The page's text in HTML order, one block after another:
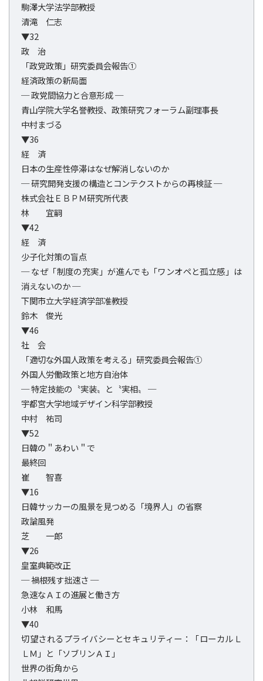
駒澤大学法学部教授
清滝 仁志
▼32
政 治
「政党政策」研究委員会報告①
経済政策の新局面
─ 政党間協力と合意形成 ─
青山学院大学名誉教授、政策研究フォーラム副理事長
中村まづる
▼36
経 済
日本の生産性停滞はなぜ解消しないのか
─ 研究開発支援の構造とコンテクストからの再検証 ─
株式会社ＥＢＰＭ研究所代表
林 宜嗣
▼42
経 済
少子化対策の盲点
─ なぜ「制度の充実」が進んでも「ワンオペと孤立感」は
消えないのか ─
下関市立大学経済学部准教授
鈴木 俊光
▼46
社 会
「適切な外国人政策を考える」研究委員会報告①
外国人労働政策と地方自治体
─ 特定技能の〝実装〟と〝実相〟 ─
宇都宮大学地域デザイン科学部教授
中村 祐司
▼52
日韓の＂あわい＂で
最終回
崔 智喜
▼16
日韓サッカーの風景を見つめる「境界人」の省察
政論風発
芝 一郎
▼26
皇室典範改正
─ 禍根残す拙速さ ─
急速なＡＩの進展と働き方
小林 和馬
▼40
切望されるプライバシーとセキュリティー：「ローカルＬ
ＬＭ」と「ソブリンＡＩ」
世界の街角から